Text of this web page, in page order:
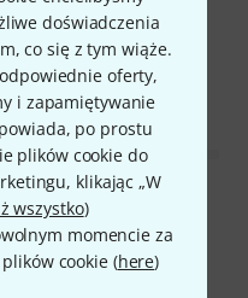
doświadczenia
co się z tym wiąże.
oferty,
i zapamiętywanie
po prostu
plików cookie do
klikając „W
wszystko)
momencie za
cookie (here)